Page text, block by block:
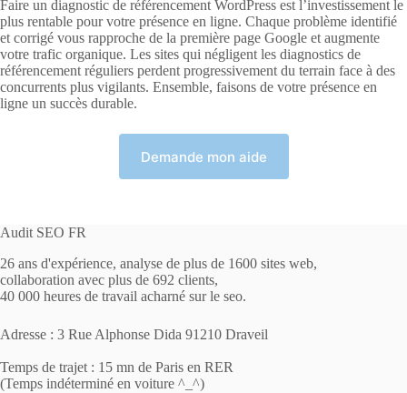
Faire un diagnostic de référencement WordPress est l’investissement le
plus rentable pour votre présence en ligne. Chaque problème identifié
et corrigé vous rapproche de la première page Google et augmente
votre trafic organique. Les sites qui négligent les diagnostics de
référencement réguliers perdent progressivement du terrain face à des
concurrents plus vigilants. Ensemble, faisons de votre présence en
ligne un succès durable.
Demande mon aide
Audit SEO FR
26 ans d'expérience, analyse de plus de 1600 sites web,
collaboration avec plus de 692 clients,
40 000 heures de travail acharné sur le seo.
Adresse : 3 Rue Alphonse Dida 91210 Draveil
Temps de trajet : 15 mn de Paris en RER
(Temps indéterminé en voiture ^_^)